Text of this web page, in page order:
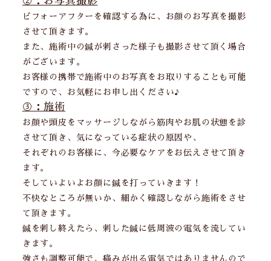
ビフォーアフターを確認する為に、お顔のお写真を撮影
させて頂きます。
また、施術中の鍼が刺さった様子も撮影させて頂く場合
がございます。
お客様の携帯で施術中のお写真をお取りすることも可能
ですので、お気軽にお申し出ください♪
③：施術
お顔や頭皮をマッサージしながら筋肉やお肌の状態を診
させて頂き、気になっている症状の原因や、
それぞれのお客様に、今必要なケアをお伝えさせて頂き
ます。
そしていよいよお顔に鍼を打っていきます！
不快なところが無いか、細かく確認しながら施術をさせ
て頂きます。
鍼を刺し終えたら、刺した鍼に低周波の電気を流してい
きます。
強さも調整可能で、痛みが出る電気ではありませんので